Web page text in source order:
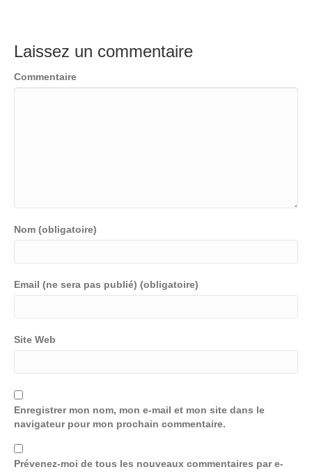
Laissez un commentaire
Commentaire
Nom (obligatoire)
Email (ne sera pas publié) (obligatoire)
Site Web
Enregistrer mon nom, mon e-mail et mon site dans le
navigateur pour mon prochain commentaire.
Prévenez-moi de tous les nouveaux commentaires par e-